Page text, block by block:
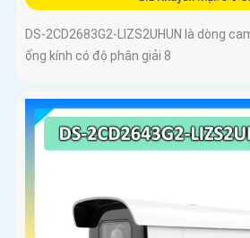
DS-2CD2683G2-LIZS2UHUN là dòng
ống kính có độ phân giải 8